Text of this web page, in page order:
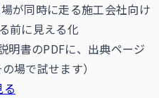
が同時に走る施工会社向け
前に見える化
明書のPDFに、出典ページ
場で試せます）